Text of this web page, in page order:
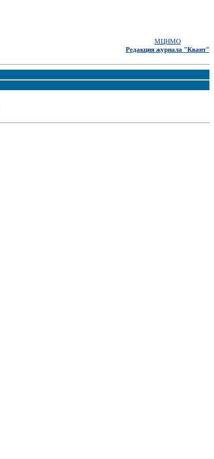
МЦНМО
Редакция журнала "Квант"